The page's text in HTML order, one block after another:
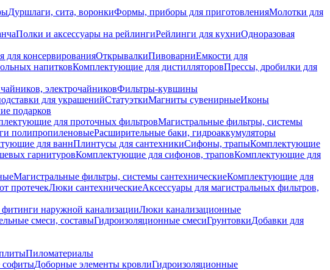
Дуршлаги, сита, воронкиФормы, приборы для приготовленияМолотки для
Полки и аксессуары на рейлингиРейлинги для кухниОдноразовая
для консервированияОткрывалкиПивоварниЕмкости для
напитковКомплектующие для дистилляторовПрессы, дробилки для
электрочайниковФильтры-кувшины
для украшенийСтатуэткиМагниты сувенирныеИконы
подарков
для проточных фильтровМагистральные фильтры, системы
полипропиленовыеРасширительные баки, гидроаккумуляторы
для ваннПлинтусы для сантехникиСифоны, трапыКомплектующие
гарнитуровКомплектующие для сифонов, траповКомплектующие для
Магистральные фильтры, системы сантехническиеКомплектующие для
протечекЛюки сантехническиеАксессуары для магистральных фильтров,
наружной канализацииЛюки канализационные
смеси, составыГидроизоляционные смесиГрунтовкиДобавки для
Пиломатериалы
софитыДоборные элементы кровлиГидроизоляционные